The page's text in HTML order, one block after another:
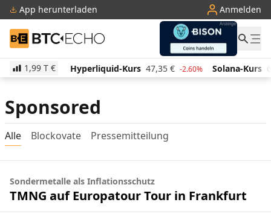
App herunterladen Anmelden
BTC-ECHO
1,99 T €
€ 2.70% Hyperliquid-Kurs 47,35 € -2.60% Solana-Kurs
Sponsored
Alle Blockovate Pressemitteilung
Sondermetalle als Inflationsschutz
TMNG auf Europatour Tour in Frankfurt